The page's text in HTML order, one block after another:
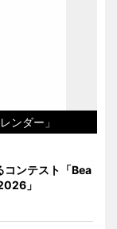
ンダー」
コンテスト「Bea
」